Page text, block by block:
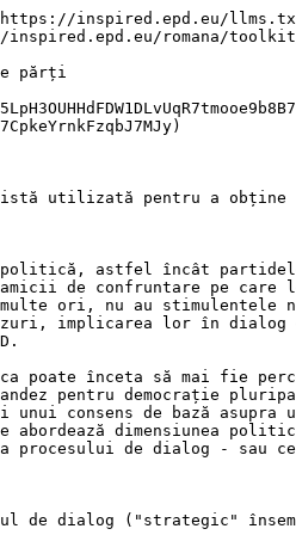
inspired.epd.eu/
romana/
părți
utilizată pentru a obține
astfel încât
de confruntare pe
ori, nu au stimulentele
implicarea lor în
poate înceta să mai fie
pentru democrație
consens de bază asupra
abordează dimensiunea
procesului de dialog - sau
dialog ("strategic"